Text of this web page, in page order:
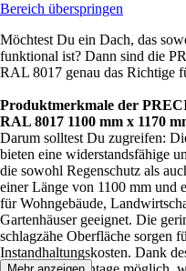
Bereich überspringen
Möchtest Du ein Dach, das
funktional ist? Dann sind die
RAL 8017 genau das Richtige
Produktmerkmale der
RAL 8017 1100 mm x 1170
Darum solltest Du zugreifen:
bieten eine widerstandsfähige
die sowohl Regenschutz als
einer Länge von 1100 mm und
für Wohngebäude,
Gartenhäuser geeignet. Die
schlagzähe Oberfläche sorgen
Instandhaltungskosten. Dank